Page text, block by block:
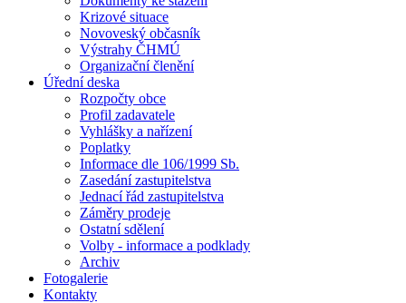
Krizové situace
Novoveský občasník
Výstrahy ČHMÚ
Organizační členění
Úřední deska
Rozpočty obce
Profil zadavatele
Vyhlášky a nařízení
Poplatky
Informace dle 106/1999 Sb.
Zasedání zastupitelstva
Jednací řád zastupitelstva
Záměry prodeje
Ostatní sdělení
Volby - informace a podklady
Archiv
Fotogalerie
Kontakty